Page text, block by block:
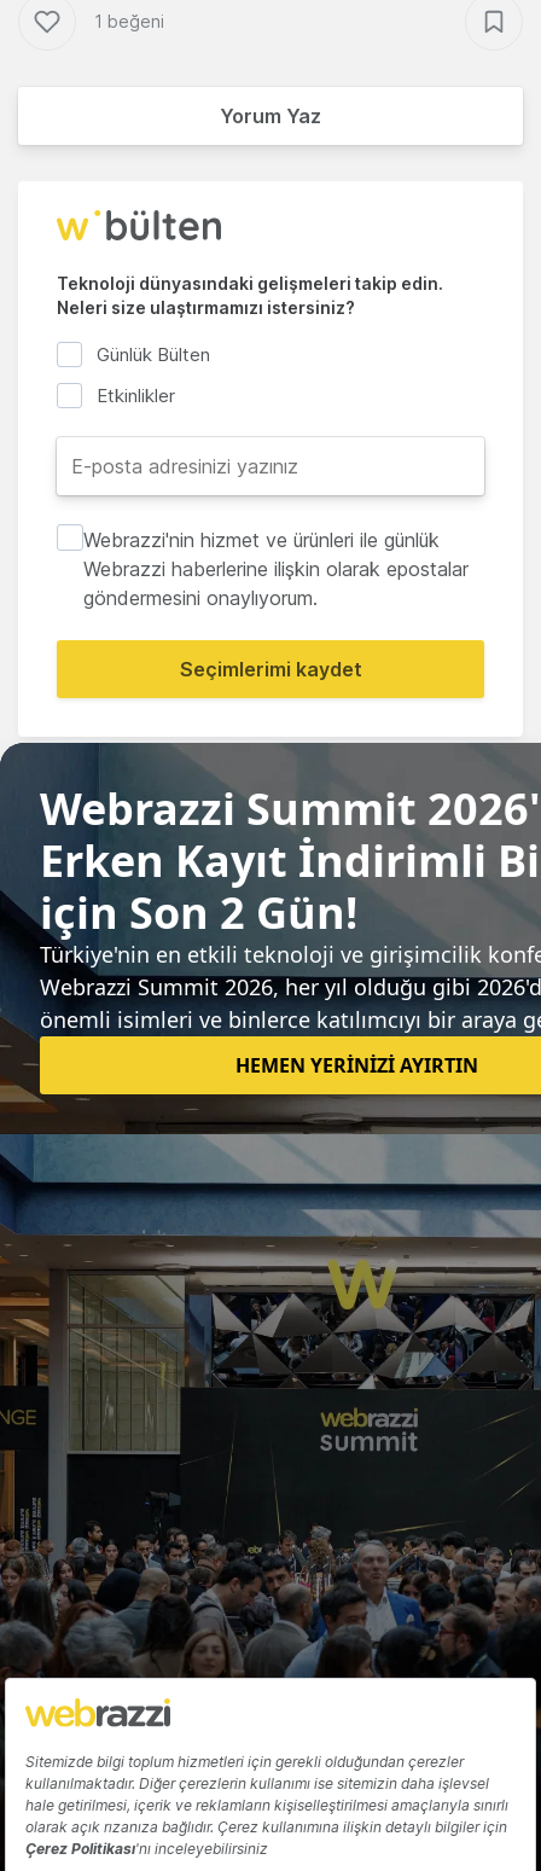
1 beğeni
Yorum Yaz
Teknoloji dünyasındaki gelişmeleri takip edin.
Neleri size ulaştırmamızı istersiniz?
Günlük Bülten
Etkinlikler
Webrazzi'nin hizmet ve ürünleri ile günlük
Webrazzi haberlerine ilişkin olarak epostalar
göndermesini onaylıyorum.
Seçimlerimi kaydet
Sıradaki haber
Kuantum bilişim girişimi SEEQC, 30
milyon dolar yatırım aldı
Hakkında Yazarlar